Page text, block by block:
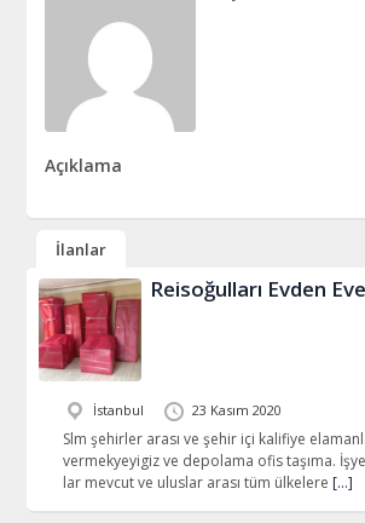
Açıklama
İlanlar
Reisoğulları Evden
İstanbul 23 Kasım 2020
Slm şehirler arası ve şehir içi kalifiye
vermekyeyigiz ve depolama ofis taşıma.
lar mevcut ve uluslar arası tüm ülkelere […]